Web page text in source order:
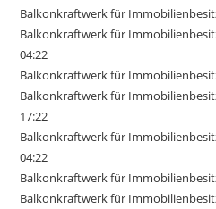
Balkonkraftwerk für
Balkonkraftwerk für
04:22
Balkonkraftwerk für
Balkonkraftwerk für
17:22
Balkonkraftwerk für
04:22
Balkonkraftwerk für
Balkonkraftwerk für